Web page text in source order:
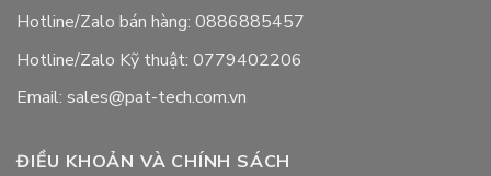
Hotline/Zalo bán hàng: 0886885457
Hotline/Zalo Kỹ thuật: 0779402206
Email: sales@pat-tech.com.vn
ĐIỀU KHOẢN VÀ CHÍNH SÁCH